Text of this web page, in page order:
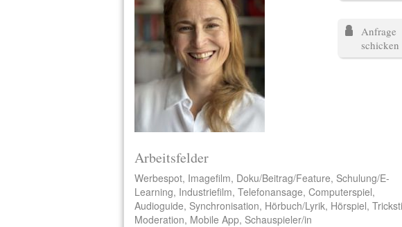
Anfrage
schicken
Arbeitsfelder
Werbespot, Imagefilm, Doku/Beitrag/Feature, Schulung/E-
Learning, Industriefilm, Telefonansage, Computerspiel,
Audioguide, Synchronisation, Hörbuch/Lyrik, Hörspiel,
Moderation, Mobile App, Schauspieler/in